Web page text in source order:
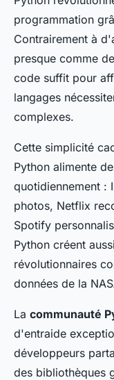
programmation
Contrairement à
presque comme
code suffit pour
langages
complexes.
Cette simplicité
Python alimente
quotidiennement :
photos, Netflix
Spotify
Python créent
révolutionnaires
données de la
La communauté
d'entraide
développeurs
des bibliothèques